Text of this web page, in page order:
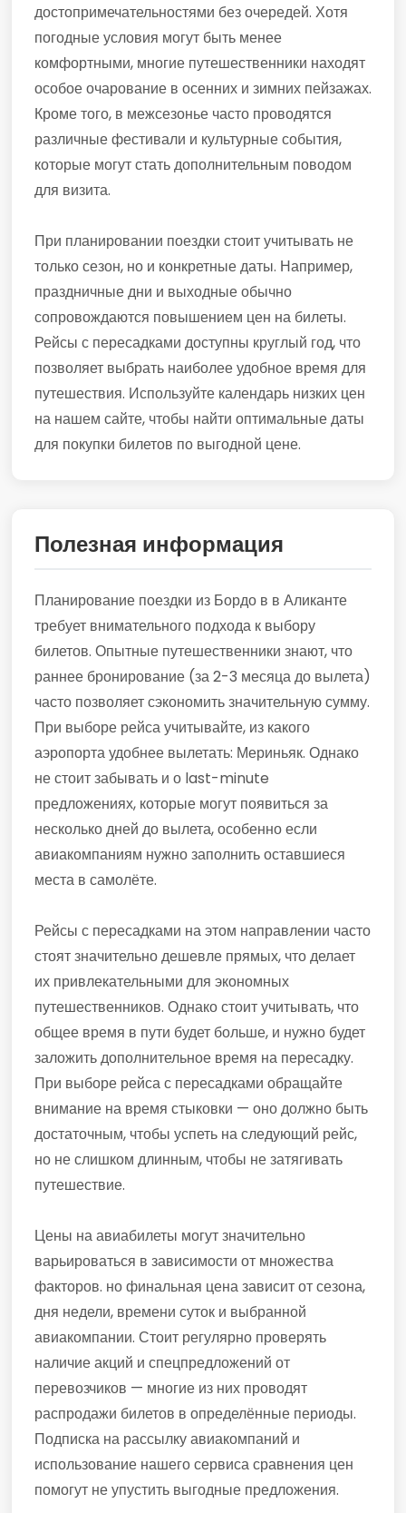
достопримечательностями без очередей. Хотя
погодные условия могут быть менее
комфортными, многие путешественники находят
особое очарование в осенних и зимних пейзажах.
Кроме того, в межсезонье часто проводятся
различные фестивали и культурные события,
которые могут стать дополнительным поводом
для визита.
При планировании поездки стоит учитывать не
только сезон, но и конкретные даты. Например,
праздничные дни и выходные обычно
сопровождаются повышением цен на билеты.
Рейсы с пересадками доступны круглый год, что
позволяет выбрать наиболее удобное время для
путешествия. Используйте календарь низких цен
на нашем сайте, чтобы найти оптимальные даты
для покупки билетов по выгодной цене.
Полезная информация
Планирование поездки из Бордо в в Аликанте
требует внимательного подхода к выбору
билетов. Опытные путешественники знают, что
раннее бронирование (за 2-3 месяца до вылета)
часто позволяет сэкономить значительную сумму.
При выборе рейса учитывайте, из какого
аэропорта удобнее вылетать: Мериньяк. Однако
не стоит забывать и о last-minute
предложениях, которые могут появиться за
несколько дней до вылета, особенно если
авиакомпаниям нужно заполнить оставшиеся
места в самолёте.
Рейсы с пересадками на этом направлении часто
стоят значительно дешевле прямых, что делает
их привлекательными для экономных
путешественников. Однако стоит учитывать, что
общее время в пути будет больше, и нужно будет
заложить дополнительное время на пересадку.
При выборе рейса с пересадками обращайте
внимание на время стыковки — оно должно быть
достаточным, чтобы успеть на следующий рейс,
но не слишком длинным, чтобы не затягивать
путешествие.
Цены на авиабилеты могут значительно
варьироваться в зависимости от множества
факторов. но финальная цена зависит от сезона,
дня недели, времени суток и выбранной
авиакомпании. Стоит регулярно проверять
наличие акций и спецпредложений от
перевозчиков — многие из них проводят
распродажи билетов в определённые периоды.
Подписка на рассылку авиакомпаний и
использование нашего сервиса сравнения цен
помогут не упустить выгодные предложения.